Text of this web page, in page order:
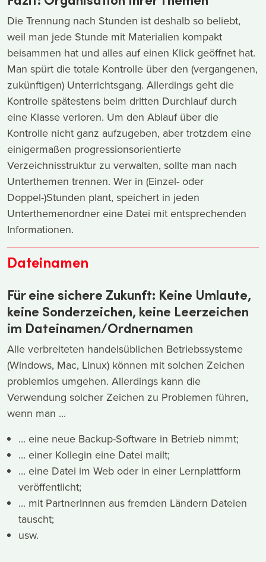
Die Trennung nach Stunden ist deshalb so beliebt,
weil man jede Stunde mit Materialien kompakt
beisammen hat und alles auf einen Klick geöffnet hat.
Man spürt die totale Kontrolle über den (vergangenen,
zukünftigen) Unterrichtsgang. Allerdings geht die
Kontrolle spätestens beim dritten Durchlauf durch
eine Klasse verloren. Um den Ablauf über die
Kontrolle nicht ganz aufzugeben, aber trotzdem eine
einigermaßen progressionsorientierte
Verzeichnisstruktur zu verwalten, sollte man nach
Unterthemen trennen. Wer in (Einzel- oder
Doppel-)Stunden plant, speichert in jeden
Unterthemenordner eine Datei mit entsprechenden
Informationen.
Dateinamen
Für eine sichere Zukunft: Keine Umlaute,
keine Sonderzeichen, keine Leerzeichen
im Dateinamen/Ordnernamen
Alle verbreiteten handelsüblichen Betriebssysteme
(Windows, Mac, Linux) können mit solchen Zeichen
problemlos umgehen. Allerdings kann die
Verwendung solcher Zeichen zu Problemen führen,
wenn man ...
... eine neue Backup-Software in Betrieb nimmt;
... einer Kollegin eine Datei mailt;
... eine Datei im Web oder in einer Lernplattform
veröffentlicht;
... mit PartnerInnen aus fremden Ländern Dateien
tauscht;
usw.